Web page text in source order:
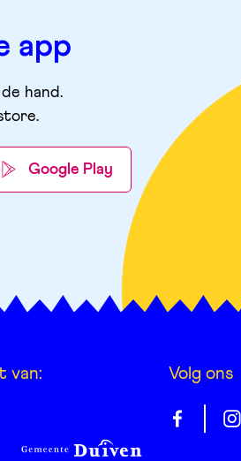
app
hand.
.
Google Play
van: Volg ons
Gelrepas